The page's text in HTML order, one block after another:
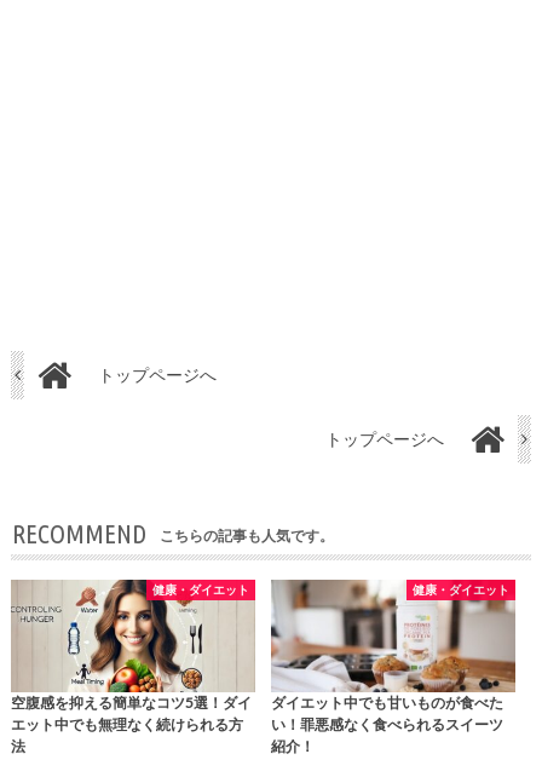
トップページへ
トップページへ
RECOMMEND こちらの記事も人気です。
健康・ダイエット
空腹感を抑える簡単なコツ5選！ダイ
エット中でも無理なく続けられる方
法
健康・ダイエット
ダイエット中でも甘いものが食べた
い！罪悪感なく食べられるスイーツ
紹介！